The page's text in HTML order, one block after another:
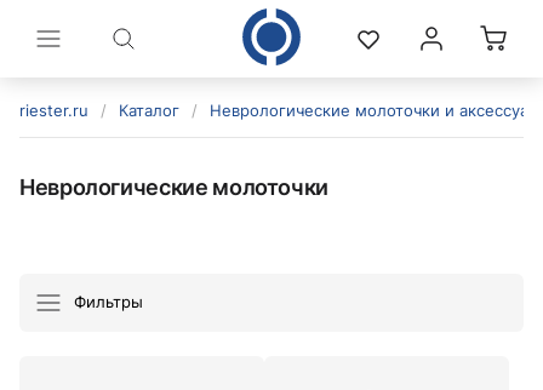
riester.ru / Каталог / Неврологические молоточки и
Неврологические молоточки
Фильтры